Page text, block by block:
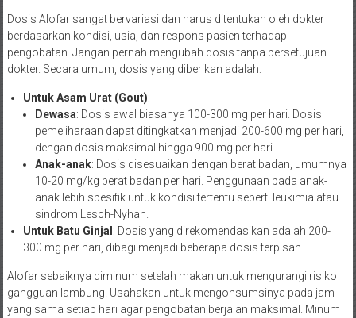
Dosis Alofar sangat bervariasi dan harus ditentukan oleh dokter
berdasarkan kondisi, usia, dan respons pasien terhadap
pengobatan. Jangan pernah mengubah dosis tanpa persetujuan
dokter. Secara umum, dosis yang diberikan adalah:
Untuk Asam Urat (Gout):
Dewasa: Dosis awal biasanya 100-300 mg per hari. Dosis
pemeliharaan dapat ditingkatkan menjadi 200-600 mg per hari,
dengan dosis maksimal hingga 900 mg per hari.
Anak-anak: Dosis disesuaikan dengan berat badan, umumnya
10-20 mg/kg berat badan per hari. Penggunaan pada anak-
anak lebih spesifik untuk kondisi tertentu seperti leukimia atau
sindrom Lesch-Nyhan.
Untuk Batu Ginjal : Dosis yang direkomendasikan adalah 200-
300 mg per hari, dibagi menjadi beberapa dosis terpisah.
Alofar sebaiknya diminum setelah makan untuk mengurangi risiko
gangguan lambung. Usahakan untuk mengonsumsinya pada jam
yang sama setiap hari agar pengobatan berjalan maksimal. Minum